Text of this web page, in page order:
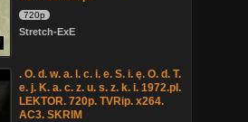
720p
Stretch-ExE
. O. d. w. a. l. c. i. e. S. i. ę. O. d. T.
e. j. K. a. c. z. u. s. z. k. i. 1972.pl.
LEKTOR. 720p. TVRip. x264.
AC3. SKRIM